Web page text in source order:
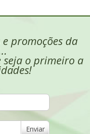
promoções da
seja o primeiro a
Enviar